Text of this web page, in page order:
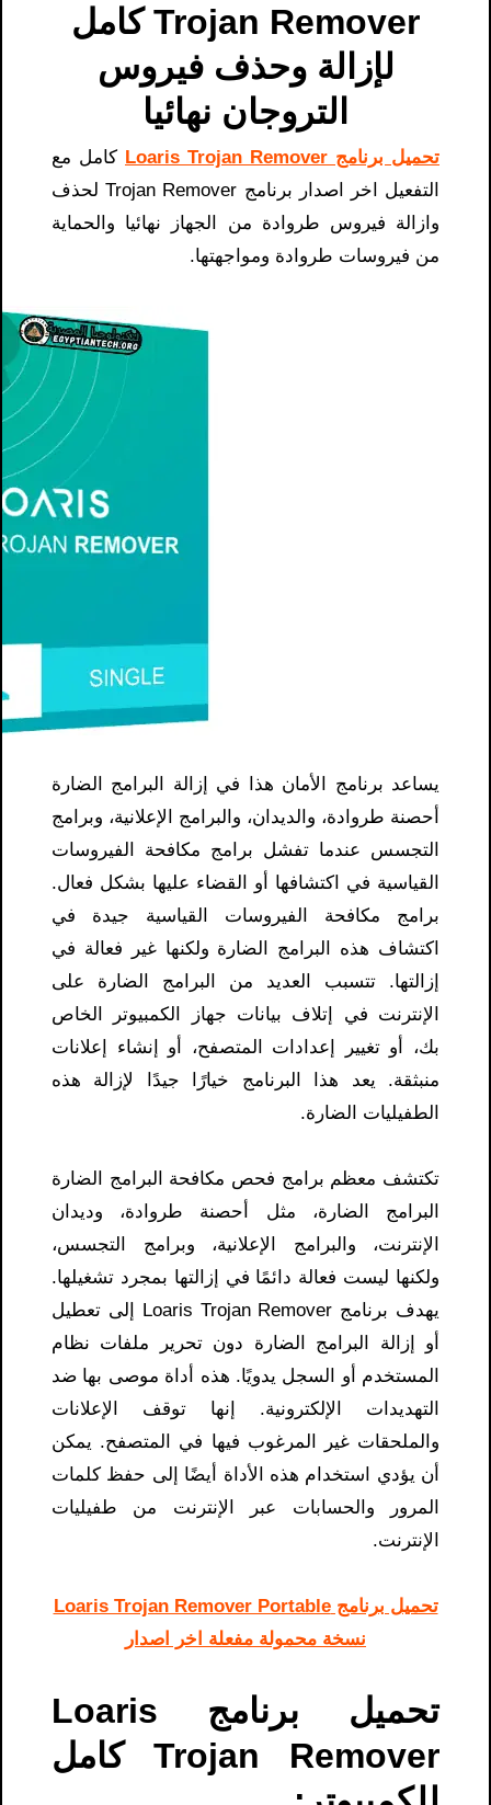
Trojan Remover كامل
لإزالة وحذف فيروس
التروجان نهائيا
تحميل برنامج Loaris Trojan Remover
كامل مع
التفعيل اخر اصدار برنامج Trojan Remover لحذف
وازالة فيروس طروادة من الجهاز نهائيا والحماية
من فيروسات طروادة ومواجهتها.
يساعد برنامج الأمان هذا في إزالة البرامج الضارة
أحصنة طروادة، والديدان، والبرامج الإعلانية، وبرامج
التجسس عندما تفشل برامج مكافحة الفيروسات
القياسية في اكتشافها أو القضاء عليها بشكل فعال.
برامج مكافحة الفيروسات القياسية جيدة في
اكتشاف هذه البرامج الضارة ولكنها غير فعالة في
إزالتها. تتسبب العديد من البرامج الضارة على
الإنترنت في إتلاف بيانات جهاز الكمبيوتر الخاص
بك، أو تغيير إعدادات المتصفح، أو إنشاء إعلانات
منبثقة. يعد هذا البرنامج خيارًا جيدًا لإزالة هذه
الطفيليات الضارة.
تكتشف معظم برامج فحص مكافحة البرامج الضارة
البرامج الضارة، مثل أحصنة طروادة، وديدان
الإنترنت، والبرامج الإعلانية، وبرامج التجسس،
ولكنها ليست فعالة دائمًا في إزالتها بمجرد تشغيلها.
يهدف برنامج Loaris Trojan Remover إلى تعطيل
أو إزالة البرامج الضارة دون تحرير ملفات نظام
المستخدم أو السجل يدويًا. هذه أداة موصى بها ضد
التهديدات الإلكترونية. إنها توقف الإعلانات
والملحقات غير المرغوب فيها في المتصفح. يمكن
أن يؤدي استخدام هذه الأداة أيضًا إلى حفظ كلمات
المرور والحسابات عبر الإنترنت من طفيليات
الإنترنت.
تحميل برنامج Loaris Trojan Remover Portable
نسخة محمولة مفعلة اخر اصدار
تحميل برنامج Loaris
Trojan Remover كامل